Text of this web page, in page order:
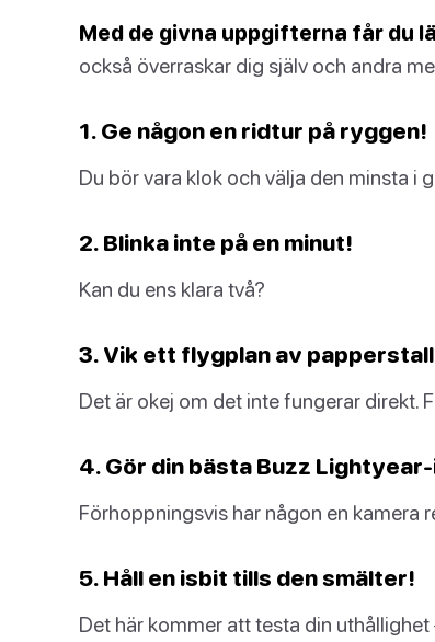
Med de givna uppgifterna får du
också överraskar dig själv och andra
1. Ge någon en ridtur på ryggen!
Du bör vara klok och välja den minsta i
2. Blinka inte på en minut!
Kan du ens klara två?
3. Vik ett flygplan av
Det är okej om det inte fungerar direkt.
4. Gör din bästa Buzz
Förhoppningsvis har någon en kamera
5. Håll en isbit tills den smälter!
Det här kommer att testa din uthållighet